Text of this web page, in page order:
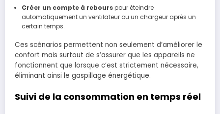
Créer un compte à rebourspour éteindre
automatiquement un ventilateur ou un chargeur après un
certain temps.
Ces scénarios permettent non seulement d’améliorer le
confort mais surtout de s’assurer que les appareils ne
fonctionnent que lorsque c’est strictement nécessaire,
éliminant ainsi le gaspillage énergétique.
Suivi de la consommation en temps réel